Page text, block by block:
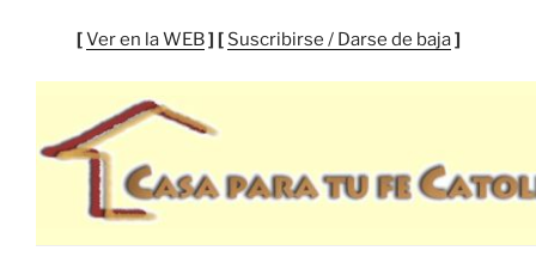
[Ver en la WEB] [ Suscribirse / Darse de baja]